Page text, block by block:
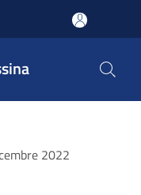
2022